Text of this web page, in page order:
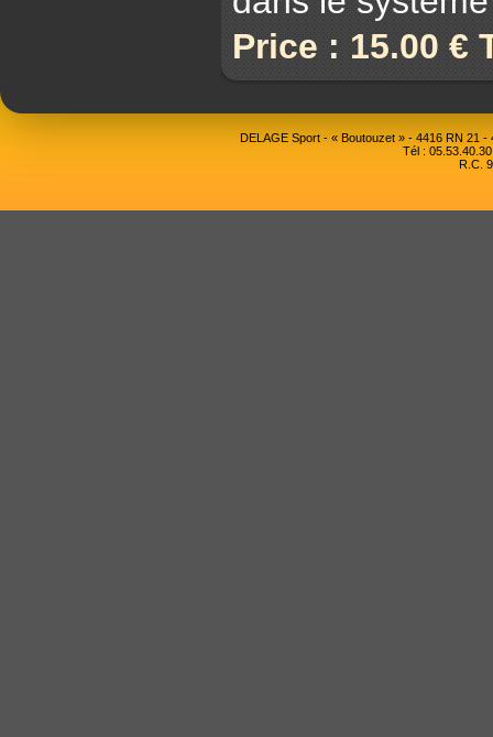
Price : 15.00 €
DELAGE Sport - « Boutouzet » - 4416 RN 21
Tél :
R.C.